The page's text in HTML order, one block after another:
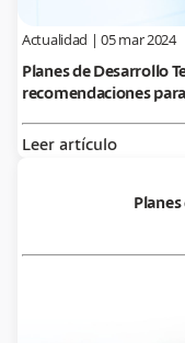
Actualidad |05 mar 2024
Planes de Desarrollo
recomendaciones
Leer artículo